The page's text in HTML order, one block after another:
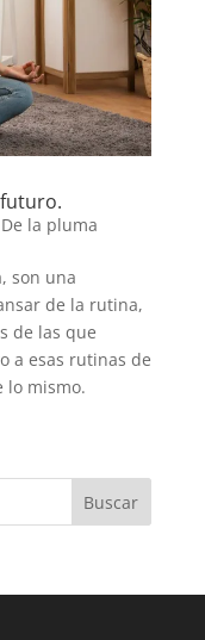
De la pluma
son una
de la rutina,
de las que
a esas rutinas de
lo mismo.